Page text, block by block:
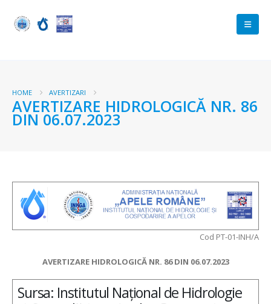
HOME AVERTIZARI
AVERTIZARE HIDROLOGICĂ NR. 86
DIN 06.07.2023
Cod PT-01-INH/A
AVERTIZARE HIDROLOGICĂ NR. 86 DIN 06.07.2023
Sursa: Institutul Național de Hidrologie